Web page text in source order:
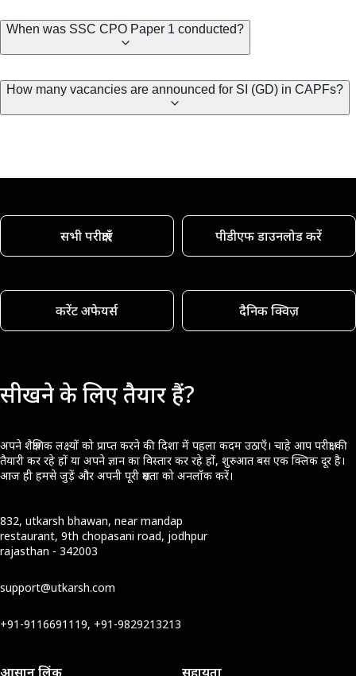
When was SSC CPO Paper 1 conducted?
How many vacancies are announced for SI (GD) in CAPFs?
सभी परीक्षाएँ पीडीएफ डाउनलोड करें
करेंट अफेयर्स दैनिक क्विज़
सीखने के लिए तैयार हैं?
अपने शैक्षणिक लक्ष्यों को प्राप्त करने की दिशा में पहला कदम उठाएँ। चाहे आप परीक्षा की
तैयारी कर रहे हों या अपने ज्ञान का विस्तार कर रहे हों, शुरुआत बस एक क्लिक दूर है।
आज ही हमसे जुड़ें और अपनी पूरी क्षमता को अनलॉक करें।
832, utkarsh bhawan, near mandap
restaurant, 9th chopasani road, jodhpur
rajasthan - 342003
support@utkarsh.com
+91-9116691119, +91-9829213213
आसान लिंक सहायता